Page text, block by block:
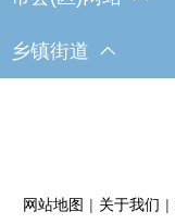
乡镇街道
网站地图 | 关于我们 |